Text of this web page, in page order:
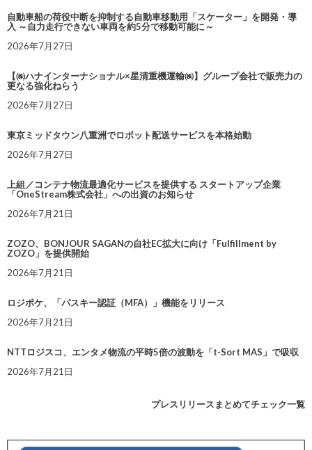
自動車船の荷役中断を抑制する自動車移動用「スケーター」を開発・導
入 ～自力走行できない車両を約5分で移動可能に～
2026年7月27日
【㈱ハナインターナショナル×星清重機運輸㈱】グループ会社で販売力の
更なる強化ねらう
2026年7月27日
東京ミッドタウン八重洲でロボット配送サービスを本格始動
2026年7月27日
上組／コンテナ物流最適化サービスを提供する スタートアップ企業
「OneStream株式会社」への出資のお知らせ
2026年7月21日
ZOZO、BONJOUR SAGANの自社EC拡大に向け「Fulfillment by
ZOZO」を提供開始
2026年7月21日
ロジポケ、「パスキー認証（MFA）」機能をリリース
2026年7月21日
NTTロジスコ、エンタメ物流の平時5倍の波動を「t-Sort MAS」で吸収
2026年7月21日
プレスリリースまとめてチェック一覧